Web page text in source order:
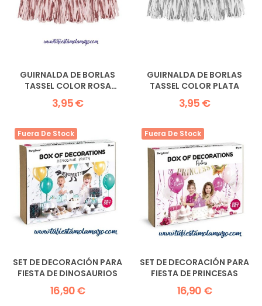
GUIRNALDA DE BORLAS
TASSEL COLOR ROSA
DORADO
3,95 €
GUIRNALDA DE BORLAS
TASSEL COLOR PLATA
3,95 €
Fuera De Stock
SET DE DECORACIÓN PARA
FIESTA DE DINOSAURIOS
16,90 €
Fuera De Stock
SET DE DECORACIÓN PARA
FIESTA DE PRINCESAS
16,90 €